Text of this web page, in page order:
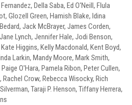
, Della Saba, Ed O'Neill, Flula
, Glozell Green, Hamish Blake, Idina
, Jack McBrayer, James Corden,
Jane Lynch, Jennifer Hale, Jodi Benson,
Kate Higgins, Kelly Macdonald, Kent Boyd,
Larkin, Mandy Moore, Mark Smith,
Paige O'Hara, Pamela Ribon, Peter Cullen,
, Rachel Crow, Rebecca Wisocky, Rich
, Taraji P. Henson, Tiffany Herrera,